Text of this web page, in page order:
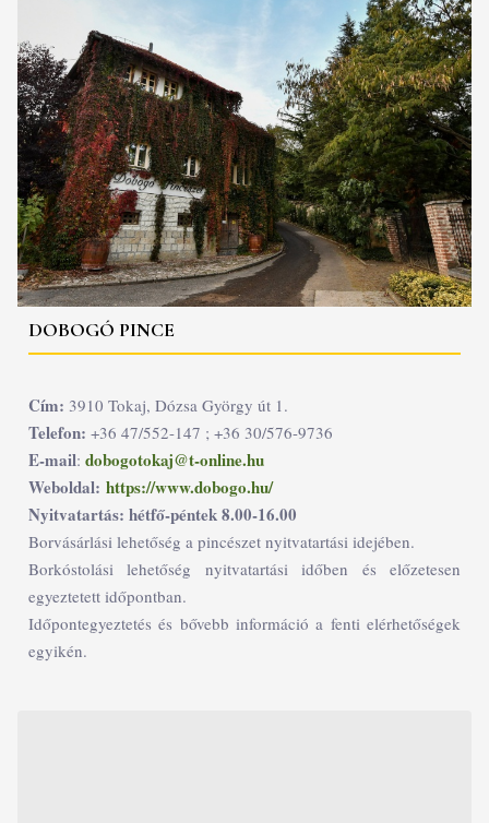
DOBOGÓ PINCE
Cím: 3910 Tokaj, Dózsa György út 1.
Telefon: +36 47/552-147 ; +36 30/576-9736
E-mail: dobogotokaj@t-online.hu
Weboldal: https://www.dobogo.hu/
Nyitvatartás: hétfő-péntek 8.00-16.00
Borvásárlási lehetőség a pincészet nyitvatartási idejében.
Borkóstolási lehetőség nyitvatartási időben és előzetesen
egyeztetett időpontban.
Időpontegyeztetés és bővebb információ a fenti elérhetőségek
egyikén.